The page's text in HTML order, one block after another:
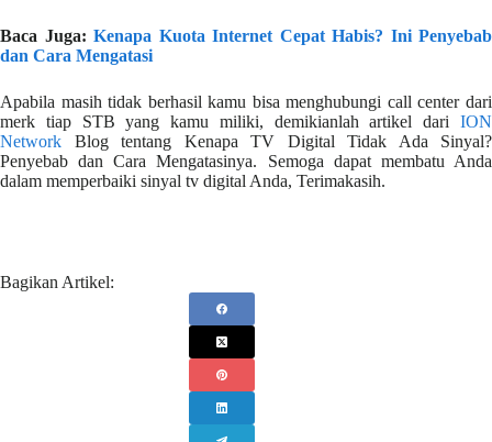
Baca Juga: Kenapa Kuota Internet Cepat Habis? Ini Penyebab
dan Cara Mengatasi
Apabila masih tidak berhasil kamu bisa menghubungi call center dari
merk tiap STB yang kamu miliki, demikianlah artikel dari ION
Network Blog tentang Kenapa TV Digital Tidak Ada Sinyal?
Penyebab dan Cara Mengatasinya. Semoga dapat membatu Anda
dalam memperbaiki sinyal tv digital Anda, Terimakasih.
Bagikan Artikel: